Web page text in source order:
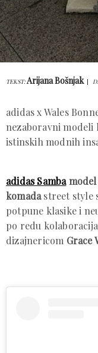
TEKST:Arijana Bošnjak
adidas x Wales
nezaboravni modeli
istinskih modnih
adidas Sambamodel
komadastreet style
potpune klasike i
po redu
dizajnericom Grace